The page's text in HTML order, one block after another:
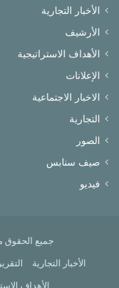
الأخبار التجارية
الأرشيف
الأهداف الاستراتيجية
الإعلانات
الاخبار الاجتماعية
التجارية
الصور
صيف سنابس
فيديو
جميع الحقوق
الأخبار التجارية
الأهداف